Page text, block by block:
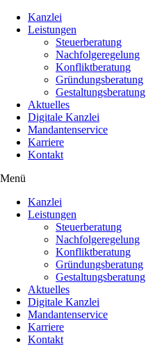
Kanzlei
Leistungen
Steuerberatung
Nachfolgeregelung
Konfliktberatung
Gründungsberatung
Gestaltungsberatung
Aktuelles
Digitale Kanzlei
Mandantenservice
Karriere
Kontakt
Menü
Kanzlei
Leistungen
Steuerberatung
Nachfolgeregelung
Konfliktberatung
Gründungsberatung
Gestaltungsberatung
Aktuelles
Digitale Kanzlei
Mandantenservice
Karriere
Kontakt